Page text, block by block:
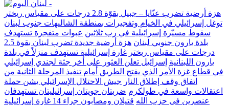
هزة أرضية تضرب عنّايا – جبيل بقوّة 2.8 درجات على مقياس ريختر
توغل إسرائيلي في الخيام وتفجيرات بمنطقة الشاليهات جنوب لبنان
سقوط مسيّرة إسرائيلية في رب ثلاثين عبوات متفجرة تستهدف
بلدة يارون جنوبي لبنان
هزة أرضية جديدة تضرب لبنان بقوة 2.5
درجات على مقياس ريختر غارة إسرائيلية تستهدف منزلاً في بلدة
يارون اللبنانية إسرائيل تعلن العثور على أخر جثة لجندي إسرائيلي
في قطاع غزة الأمر الذي يفتح الطريق أمام تنفيذ المرحلة الثانية من
اتفاق وقف إطلاق النار جيش الاحتلال الإسرائيلي يشن حملة
اعتقالات واسعة في طولكرم ضربتان جويتان إسرائيليتان تستهدفان
عنصرين في حزب الله
قتيلان ومصابون جراء 14 غارة إسرائيلية